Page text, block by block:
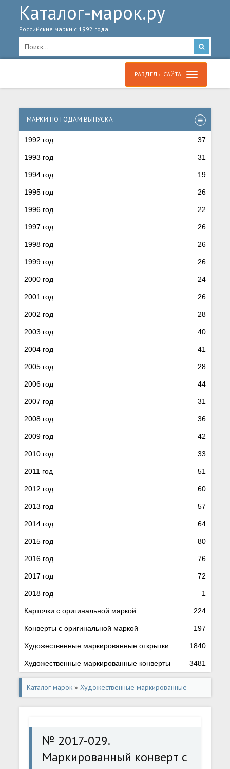
Каталог-марок.ру
Российские марки с 1992 года
РАЗДЕЛЫ САЙТА
МАРКИ ПО ГОДАМ ВЫПУСКА
1992 год 37
1993 год 31
1994 год 19
1995 год 26
1996 год 22
1997 год 26
1998 год 26
1999 год 26
2000 год 24
2001 год 26
2002 год 28
2003 год 40
2004 год 41
2005 год 28
2006 год 44
2007 год 31
2008 год 36
2009 год 42
2010 год 33
2011 год 51
2012 год 60
2013 год 57
2014 год 64
2015 год 80
2016 год 76
2017 год 72
2018 год 1
Карточки с оригинальной маркой 224
Конверты с оригинальной маркой 197
Художественные маркированные открытки 1840
Художественные маркированные конверты 3481
Каталог марок »Художественные маркированные
конверты» № 2017-029. Маркированный конверт с
№ 2017-029.
Маркированный конверт с